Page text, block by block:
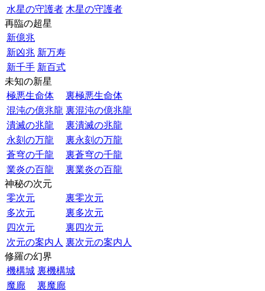
水星の守護者 木星の守護者
再臨の超星
新億兆
新凶兆 新万寿
新千手 新百式
未知の新星
極悪生命体
裏極悪生命体
混沌の億兆龍 裏混沌の億兆龍
潰滅の兆龍
裏潰滅の兆龍
永刻の万龍
裏永刻の万龍
蒼穹の千龍
裏蒼穹の千龍
業炎の百龍
裏業炎の百龍
神秘の次元
零次元
裏零次元
多次元
裏多次元
四次元
裏四次元
次元の案内人 裏次元の案内人
修羅の幻界
機構城 裏機構城
魔廊
裏魔廊